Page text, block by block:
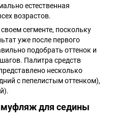
естественная
возрастов.
сегменте, поскольку
уже после первого
подобрать оттенок и
Палитра средств
несколько
с пепелистым оттенком),
для седины